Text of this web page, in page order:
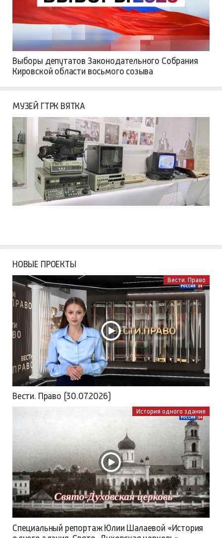
Выборы депутатов Законодательного Собрания
Кировской области восьмого созыва
МУЗЕЙ ГТРК ВЯТКА
НОВЫЕ ПРОЕКТЫ
Вести. Право
Вести. Право (30.07.2026)
История одного здания
Специальный репортаж Юлии Шалаевой «История